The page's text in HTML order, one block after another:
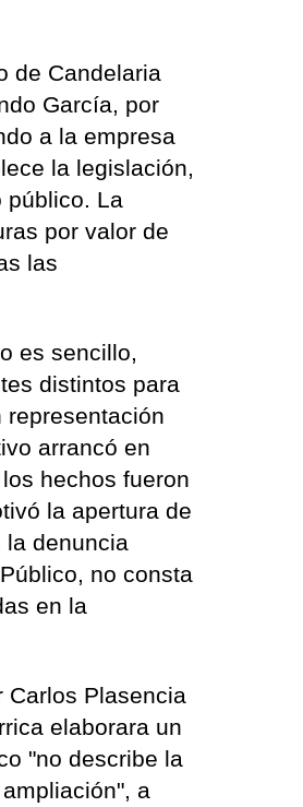
de Candelaria
García, por
a la empresa
la legislación,
público. La
por valor de
las
es sencillo,
distintos para
arrancó en
hechos fueron
la apertura de
la denuncia
no consta
en la
Carlos Plasencia
elaborara un
"no describe la
a